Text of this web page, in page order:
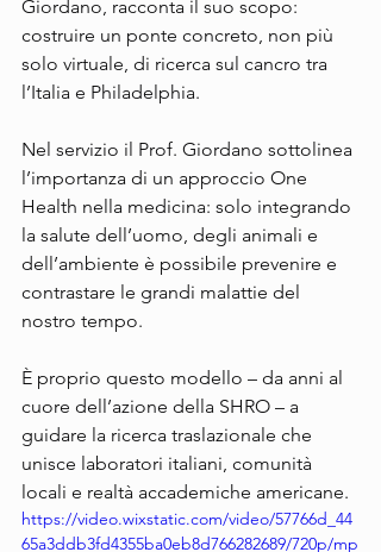
Giordano, racconta il suo scopo:
costruire un ponte concreto, non più
solo virtuale, di ricerca sul cancro tra
l’Italia e Philadelphia.
Nel servizio il Prof. Giordano sottolinea
l’importanza di un approccio One
Health nella medicina: solo integrando
la salute dell’uomo, degli animali e
dell’ambiente è possibile prevenire e
contrastare le grandi malattie del
nostro tempo.
È proprio questo modello – da anni al
cuore dell’azione della SHRO – a
guidare la ricerca traslazionale che
unisce laboratori italiani, comunità
locali e realtà accademiche americane.
https://video.wixstatic.com/video/57766d_44
65a3ddb3fd4355ba0eb8d766282689/720p/mp